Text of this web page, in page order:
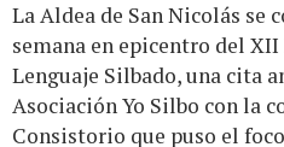
La Aldea de San Nicolás se
semana en epicentro del
Lenguaje Silbado, una cita
Asociación Yo Silbo con la
Consistorio que puso el